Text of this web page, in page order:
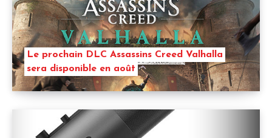
Le prochain DLC Assassins Creed Valhalla
sera disponible en août